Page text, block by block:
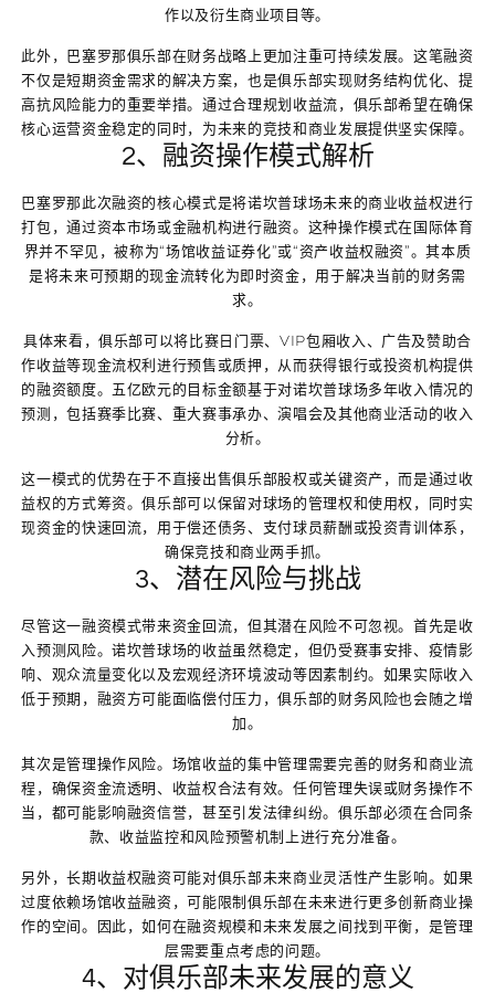
作以及衍生商业项目等。
此外，巴塞罗那俱乐部在财务战略上更加注重可持续发展。这笔融资
不仅是短期资金需求的解决方案，也是俱乐部实现财务结构优化、提
高抗风险能力的重要举措。通过合理规划收益流，俱乐部希望在确保
核心运营资金稳定的同时，为未来的竞技和商业发展提供坚实保障。
2、融资操作模式解析
巴塞罗那此次融资的核心模式是将诺坎普球场未来的商业收益权进行
打包，通过资本市场或金融机构进行融资。这种操作模式在国际体育
界并不罕见，被称为“场馆收益证券化”或“资产收益权融资”。其本质
是将未来可预期的现金流转化为即时资金，用于解决当前的财务需
求。
具体来看，俱乐部可以将比赛日门票、VIP包厢收入、广告及赞助合
作收益等现金流权利进行预售或质押，从而获得银行或投资机构提供
的融资额度。五亿欧元的目标金额基于对诺坎普球场多年收入情况的
预测，包括赛季比赛、重大赛事承办、演唱会及其他商业活动的收入
分析。
这一模式的优势在于不直接出售俱乐部股权或关键资产，而是通过收
益权的方式筹资。俱乐部可以保留对球场的管理权和使用权，同时实
现资金的快速回流，用于偿还债务、支付球员薪酬或投资青训体系，
确保竞技和商业两手抓。
3、潜在风险与挑战
尽管这一融资模式带来资金回流，但其潜在风险不可忽视。首先是收
入预测风险。诺坎普球场的收益虽然稳定，但仍受赛事安排、疫情影
响、观众流量变化以及宏观经济环境波动等因素制约。如果实际收入
低于预期，融资方可能面临偿付压力，俱乐部的财务风险也会随之增
加。
其次是管理操作风险。场馆收益的集中管理需要完善的财务和商业流
程，确保资金流透明、收益权合法有效。任何管理失误或财务操作不
当，都可能影响融资信誉，甚至引发法律纠纷。俱乐部必须在合同条
款、收益监控和风险预警机制上进行充分准备。
另外，长期收益权融资可能对俱乐部未来商业灵活性产生影响。如果
过度依赖场馆收益融资，可能限制俱乐部在未来进行更多创新商业操
作的空间。因此，如何在融资规模和未来发展之间找到平衡，是管理
层需要重点考虑的问题。
4、对俱乐部未来发展的意义